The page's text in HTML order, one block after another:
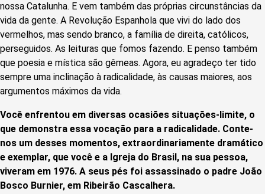
nossa Catalunha. E vem também das próprias circunstâncias da
vida da gente. A Revolução Espanhola que vivi do lado dos
vermelhos, mas sendo branco, a família de direita, católicos,
perseguidos. As leituras que fomos fazendo. E penso também
que poesia e mística são gêmeas. Agora, eu agradeço ter tido
sempre uma inclinação à radicalidade, às causas maiores, aos
argumentos máximos da vida.
Você enfrentou em diversas ocasiões situações-limite, o
que demonstra essa vocação para a radicalidade. Conte-
nos um desses momentos, extraordinariamente dramático
e exemplar, que você e a Igreja do Brasil, na sua pessoa,
viveram em 1976. A seus pés foi assassinado o padre João
Bosco Burnier, em Ribeirão Cascalhera.